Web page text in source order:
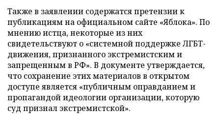
Также в заявлении содержатся претензии к
публикациям на официальном сайте «Яблока». По
мнению истца, некоторые из них
свидетельствуют о «системной поддержке ЛГБТ-
движения, признанного экстремистским и
запрещенным в РФ». В документе утверждается,
что сохранение этих материалов в открытом
доступе является «публичным оправданием и
пропагандой идеологии организации, которую
суд признал экстремистской».